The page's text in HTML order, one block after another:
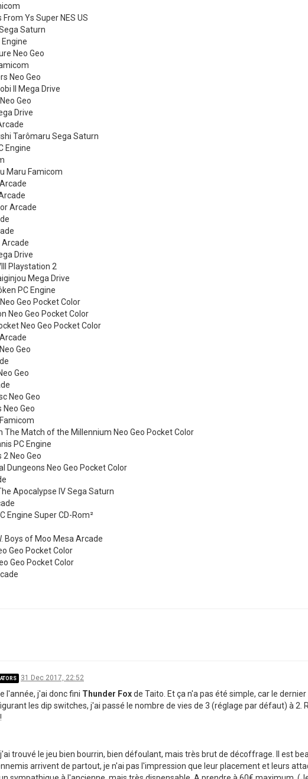
From Ys Super NES US
Saturn
Engine
Neo Geo
Neo Geo
II Mega Drive
Geo
Drive
Tarômaru Sega Saturn
Engine
Maru Famicom
Arcade
Arcade
Drive
Playstation 2
Mega Drive
PC Engine
Geo Pocket Color
Neo Geo Pocket Color
Neo Geo Pocket Color
Geo
Geo
Neo Geo
Neo Geo
The Match of the Millennium Neo Geo Pocket Color
PC Engine
Neo Geo
Dungeons Neo Geo Pocket Color
Apocalypse IV Sega Saturn
Engine Super CD-Rom²
Boys of Moo Mesa Arcade
Geo Pocket Color
Geo Pocket Color
31 Dec 2017, 22:52
l'année, j'ai donc fini Thunder Foxde Taito. Et ça n'a pas été simple, car le
les dip switches, j'ai passé le nombre de vies de 3 (réglage par défaut) à
trouvé le jeu bien bourrin, bien défoulant, mais très brut de décoffrage. Il est
arrivent de partout, je n'ai pas l'impression que leur placement et leurs